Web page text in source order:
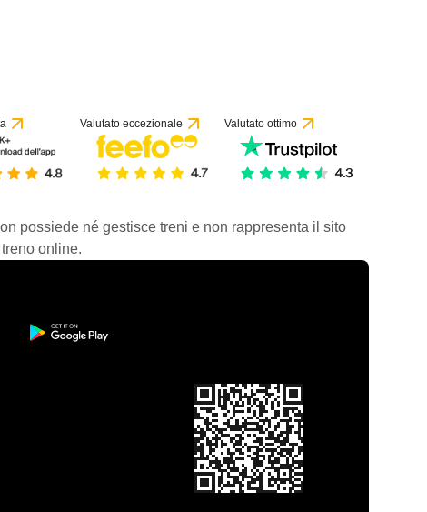
Valutato eccezionale Valutato ottimo
possiede né gestisce treni e non rappresenta il sito
online.